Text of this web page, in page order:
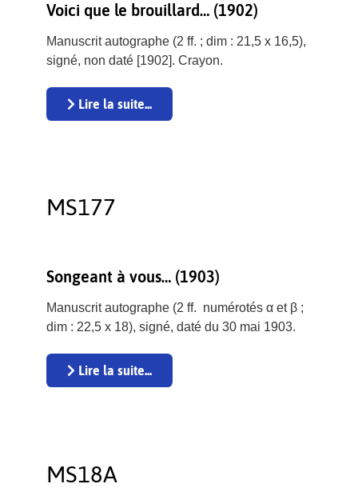
Voici que le brouillard… (1902)
Manuscrit autographe (2 ff. ; dim : 21,5 x 16,5),
signé, non daté [1902]. Crayon.
Lire la suite...
MS177
Songeant à vous… (1903)
Manuscrit autographe (2 ff. numérotés α et β ;
dim : 22,5 x 18), signé, daté du 30 mai 1903.
Lire la suite...
MS18A